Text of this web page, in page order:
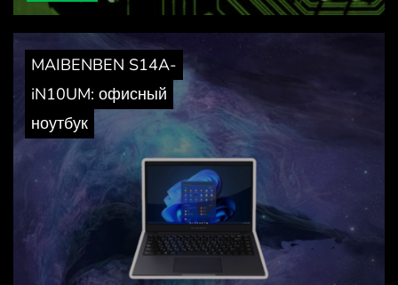
MAIBENBEN S14A-
iN10UM: офисный
ноутбук